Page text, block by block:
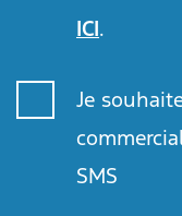
ICI.
Je
SMS